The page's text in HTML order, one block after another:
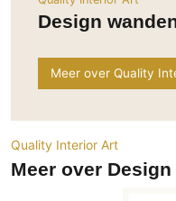
Woondecoratie
Inrichting
Roomdividers
Meubels
Verlichting
Ramen
Buitendeuren
Deursystemen
Glazen wandsystemen
Garagedeuren
Tuinmeubelen
Zwemmen
Kinderkamer
Slaapkamer
Thuisbioscoop
Toilet
Wellness
Werkkamer
Design
Meer over Quality
Quality Interior Art
Meer over